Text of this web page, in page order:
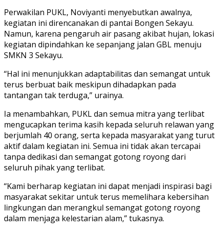
Perwakilan PUKL, Noviyanti menyebutkan awalnya,
kegiatan ini direncanakan di pantai Bongen Sekayu.
Namun, karena pengaruh air pasang akibat hujan, lokasi
kegiatan dipindahkan ke sepanjang jalan GBL menuju
SMKN 3 Sekayu.
“Hal ini menunjukkan adaptabilitas dan semangat untuk
terus berbuat baik meskipun dihadapkan pada
tantangan tak terduga,” urainya.
Ia menambahkan, PUKL dan semua mitra yang terlibat
mengucapkan terima kasih kepada seluruh relawan yang
berjumlah 40 orang, serta kepada masyarakat yang turut
aktif dalam kegiatan ini. Semua ini tidak akan tercapai
tanpa dedikasi dan semangat gotong royong dari
seluruh pihak yang terlibat.
“Kami berharap kegiatan ini dapat menjadi inspirasi bagi
masyarakat sekitar untuk terus memelihara kebersihan
lingkungan dan merangkul semangat gotong royong
dalam menjaga kelestarian alam,” tukasnya.